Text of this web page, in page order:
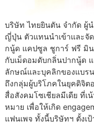
บริษัท ไทยยินตัน จำกัด ผู้
ญี่ปุ่น ตัวแทนนำเข้าและจั
กนู้ด แคปซูล ชูการ์ ฟรี มิ
กับเม็ดอมดับกลิ่นปากนู้ด
ลักษณ์และบุคลิกของแบร
ถึงกลุ่มผู้บริโภคในยุคดิจิต
สื่อสังคมโซเชียลมีเดีย ที่เ
หมาย เพื่อให้เกิด
แฟนเพจ ทั้งนี้บริษัทฯ ตั้ง